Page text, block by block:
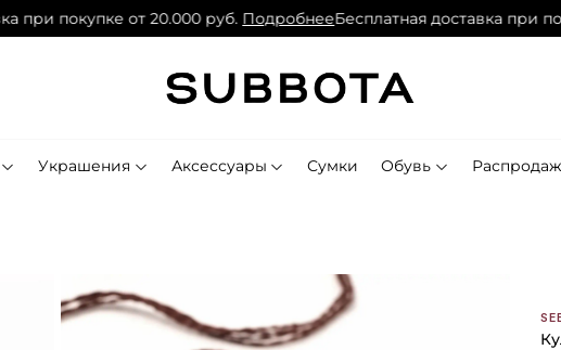
при покупке от 20.000 руб.ПодробнееБесплатная доставка при
Украшения Аксессуары Сумки Обувь